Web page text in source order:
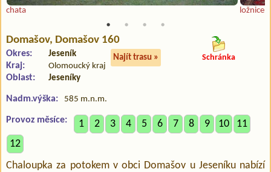
chata ložnice
Domašov, Domašov 160
Najít trasu »
Okres: Jeseník
Kraj: Olomoucký kraj
Oblast: Jeseníky
Nadm.výška: 585 m.n.m.
Schránka
Provoz měsíce: 1 2 3 4 5 6 7 8 9 10
11
12
Chaloupka za potokem v obci Domašov u Jeseníku nabízí